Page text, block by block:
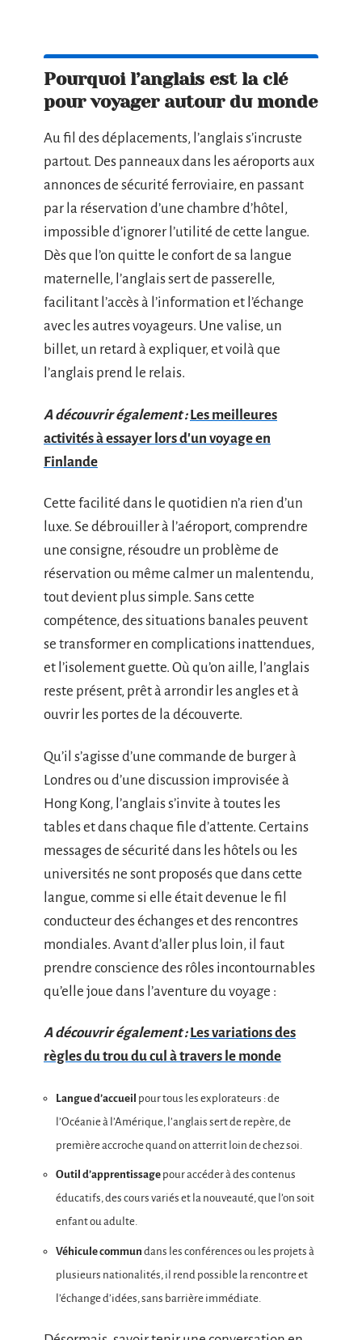
Pourquoi l’anglais est la clé
pour voyager autour du monde
Au fil des déplacements, l’anglais s’incruste
partout. Des panneaux dans les aéroports aux
annonces de sécurité ferroviaire, en passant
par la réservation d’une chambre d’hôtel,
impossible d’ignorer l’utilité de cette langue.
Dès que l’on quitte le confort de sa langue
maternelle, l’anglais sert de passerelle,
facilitant l’accès à l’information et l’échange
avec les autres voyageurs. Une valise, un
billet, un retard à expliquer, et voilà que
l’anglais prend le relais.
A découvrir également : Les meilleures
activités à essayer lors d'un voyage en
Finlande
Cette facilité dans le quotidien n’a rien d’un
luxe. Se débrouiller à l’aéroport, comprendre
une consigne, résoudre un problème de
réservation ou même calmer un malentendu,
tout devient plus simple. Sans cette
compétence, des situations banales peuvent
se transformer en complications inattendues,
et l’isolement guette. Où qu’on aille, l’anglais
reste présent, prêt à arrondir les angles et à
ouvrir les portes de la découverte.
Qu’il s’agisse d’une commande de burger à
Londres ou d’une discussion improvisée à
Hong Kong, l’anglais s’invite à toutes les
tables et dans chaque file d’attente. Certains
messages de sécurité dans les hôtels ou les
universités ne sont proposés que dans cette
langue, comme si elle était devenue le fil
conducteur des échanges et des rencontres
mondiales. Avant d’aller plus loin, il faut
prendre conscience des rôles incontournables
qu’elle joue dans l’aventure du voyage :
A découvrir également : Les variations des
règles du trou du cul à travers le monde
Langue d’accueil pour tous les explorateurs : de
l’Océanie à l’Amérique, l’anglais sert de repère, de
première accroche quand on atterrit loin de chez soi.
Outil d’apprentissage pour accéder à des contenus
éducatifs, des cours variés et la nouveauté, que l’on soit
enfant ou adulte.
Véhicule commun dans les conférences ou les projets à
plusieurs nationalités, il rend possible la rencontre et
l’échange d’idées, sans barrière immédiate.